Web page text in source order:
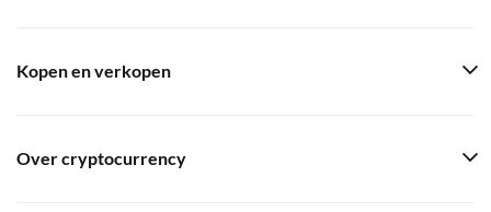
Kopen en verkopen
Over cryptocurrency